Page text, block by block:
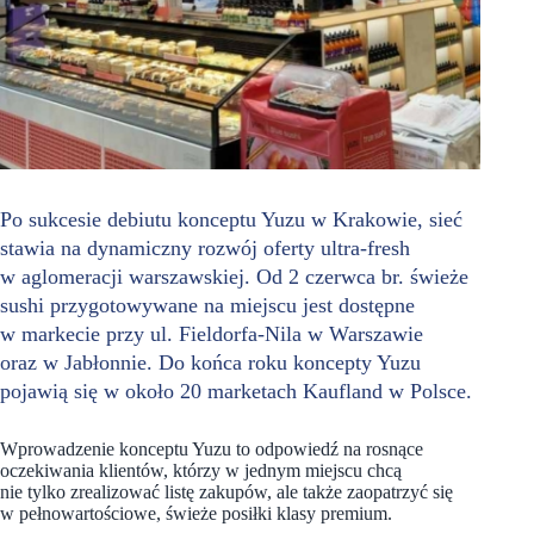
Po sukcesie debiutu konceptu Yuzu w Krakowie, sieć
stawia na dynamiczny rozwój oferty ultra-fresh
w aglomeracji warszawskiej. Od 2 czerwca br. świeże
sushi przygotowywane na miejscu jest dostępne
w markecie przy ul. Fieldorfa-Nila w Warszawie
oraz w Jabłonnie. Do końca roku koncepty Yuzu
pojawią się w około 20 marketach Kaufland w Polsce.
Wprowadzenie konceptu Yuzu to odpowiedź na rosnące
oczekiwania klientów, którzy w jednym miejscu chcą
nie tylko zrealizować listę zakupów, ale także zaopatrzyć się
w pełnowartościowe, świeże posiłki klasy premium.